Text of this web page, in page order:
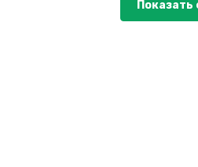
Показать